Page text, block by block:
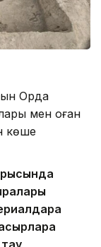
Орда
мен оған
көше